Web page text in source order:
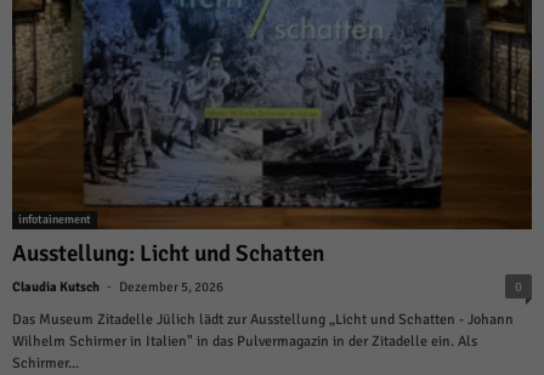
infotainement
Ausstellung: Licht und Schatten
Claudia Kutsch - Dezember 5, 2026 0
Das Museum Zitadelle Jülich lädt zur Ausstellung „Licht und Schatten - Johann
Wilhelm Schirmer in Italien" in das Pulvermagazin in der Zitadelle ein. Als
Schirmer...